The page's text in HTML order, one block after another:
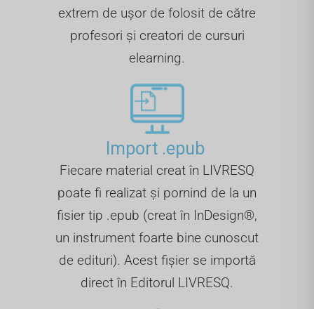
extrem de ușor de folosit de către
profesori și creatori de cursuri
elearning.
Import .epub ​
Fiecare material creat în LIVRESQ
poate fi realizat și pornind de la un
fisier tip .epub (creat în InDesign®,
un instrument foarte bine cunoscut
de edituri). Acest fișier se importă
direct în Editorul LIVRESQ.